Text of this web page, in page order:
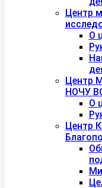
Центр
О
Центр
НОЧУ
О
Центр